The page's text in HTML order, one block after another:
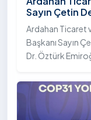
Sayın Çetin
Ardahan Ticaret
Başkanı Sayın
Dr. Öztürk
arasındaki iş
ekonomik ve
sağlayacak